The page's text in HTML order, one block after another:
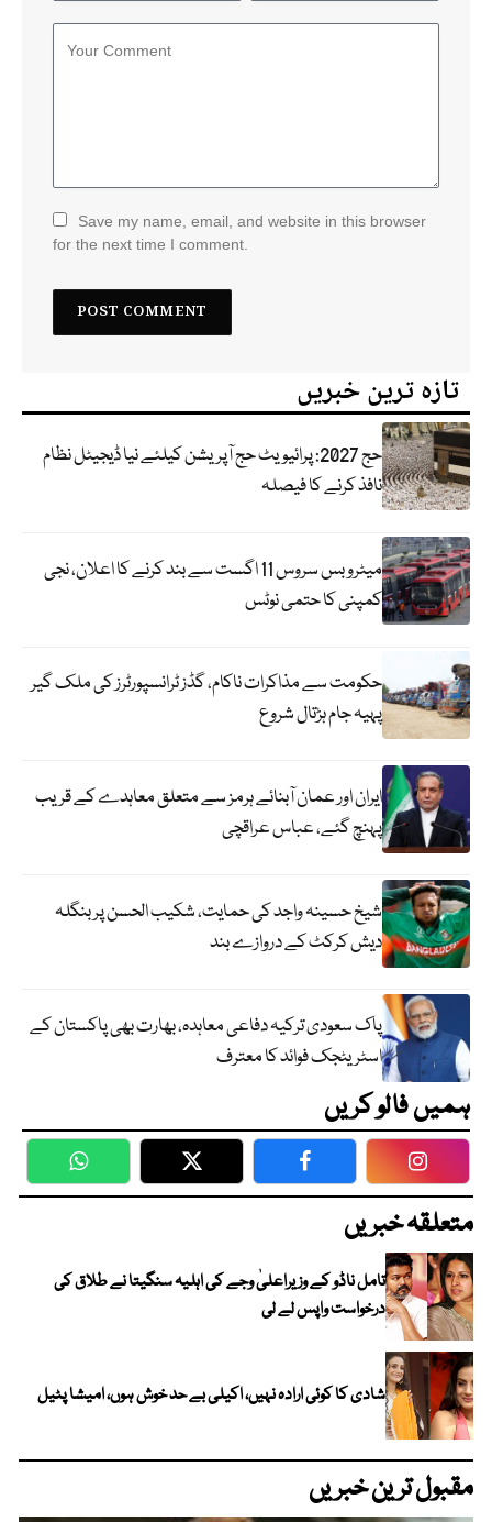
Save my name, email, and website in this browser
for the next time I comment.
تازہ ترین خبریں
حج 2027: پرائیویٹ حج آپریشن کیلئے نیا ڈیجیٹل نظام
نافذ کرنے کا فیصلہ
میٹرو بس سروس 11 اگست سے بند کرنے کا اعلان، نجی
کمپنی کا حتمی نوٹس
حکومت سے مذاکرات ناکام، گڈز ٹرانسپورٹرز کی ملک گیر
پہیہ جام ہڑتال شروع
ایران اور عمان آبنائے ہرمز سے متعلق معاہدے کے قریب
پہنچ گئے، عباس عراقچی
شیخ حسینہ واجد کی حمایت، شکیب الحسن پر بنگلہ
دیش کرکٹ کے دروازے بند
پاک سعودی ترکیہ دفاعی معاہدہ، بھارت بھی پاکستان کے
اسٹریٹجک فوائد کا معترف
ہمیں فالو کریں
WhatsApp Twitter Facebook
متعلقہ خبریں
تامل ناڈو کے وزیراعلیٰ وجے کی اہلیہ سنگیتا نے طلاق کی
درخواست واپس لے لی
شادی کا کوئی ارادہ نہیں، اکیلی بے حد خوش ہوں، امیشا پٹیل
مقبول ترین خبریں